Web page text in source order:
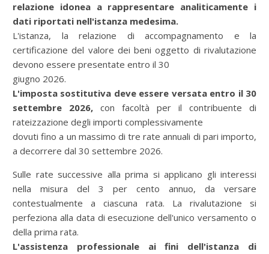
relazione idonea a rappresentare analiticamente i
dati riportati nell'istanza medesima.
L'istanza, la relazione di accompagnamento e la
certificazione del valore dei beni oggetto di rivalutazione
devono essere presentate entro il 30
giugno 2026.
L'imposta sostitutiva deve essere versata entro il 30
settembre 2026, con facoltà per il contribuente di
rateizzazione degli importi complessivamente
dovuti fino a un massimo di tre rate annuali di pari importo,
a decorrere dal 30 settembre 2026.
Sulle rate successive alla prima si applicano gli interessi
nella misura del 3 per cento annuo, da versare
contestualmente a ciascuna rata. La rivalutazione si
perfeziona alla data di esecuzione dell'unico versamento o
della prima rata.
L'assistenza professionale ai fini dell'istanza di